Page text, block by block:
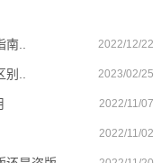
.. 2022/12/22
.. 2023/02/25
2022/11/07
2022/11/02